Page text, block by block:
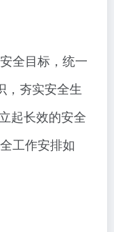
全目标，统一
，夯实安全生
起长效的安全
工作安排如